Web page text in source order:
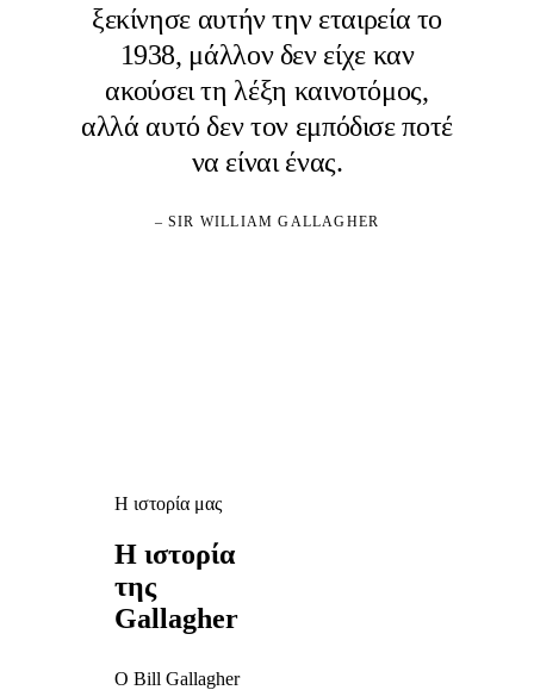
ξεκίνησε αυτήν την εταιρεία το
1938, μάλλον δεν είχε καν
ακούσει τη λέξη καινοτόμος,
αλλά αυτό δεν τον εμπόδισε ποτέ
να είναι ένας.
– SIR WILLIAM GALLAGHER
Η ιστορία μας
Η ιστορία
της
Gallagher
Ο Bill Gallagher